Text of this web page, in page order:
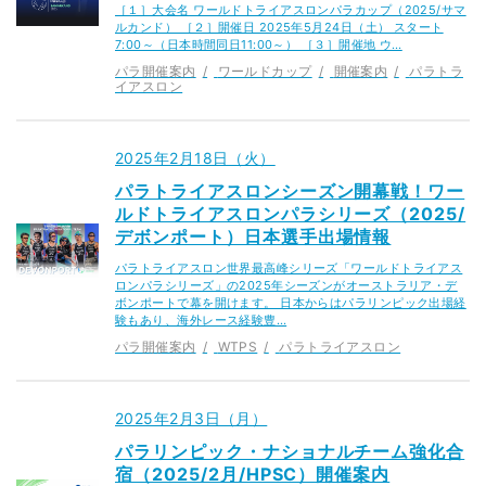
［１］大会名 ワールドトライアスロンパラカップ（2025/サマ
ルカンド） ［２］開催日 2025年5月24日（土） スタート
7:00～（日本時間同日11:00～） ［３］開催地 ウ…
パラ開催案内 ワールドカップ 開催案内
パラトラ
イアスロン
2025年2月18日（火）
パラトライアスロンシーズン開幕戦！ワー
ルドトライアスロンパラシリーズ（2025/
デボンポート）日本選手出場情報
パラトライアスロン世界最高峰シリーズ「ワールドトライアス
ロンパラシリーズ」の2025年シーズンがオーストラリア・デ
ボンポートで幕を開けます。 日本からはパラリンピック出場経
験もあり、海外レース経験豊…
パラ開催案内 WTPS パラトライアスロン
2025年2月3日（月）
パラリンピック・ナショナルチーム強化合
宿（2025/2月/HPSC）開催案内